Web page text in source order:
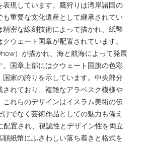
現しています。鷹狩りは湾岸諸国の
重要な文化遺産として継承されてい
密な線刻技術によって描かれ、紙幣
ウェート国章が配置されています。
）が描かれ、海と航海によって発展
国章上部にはクウェート国旗の色彩
家の誇りを示しています。中央部分
れており、複雑なアラベスク模様や
れらのデザインはイスラム美術の伝
でなく芸術作品としての魅力も備え
置され、視認性とデザイン性を両立
紙幣にふさわしい落ち着きと格式を